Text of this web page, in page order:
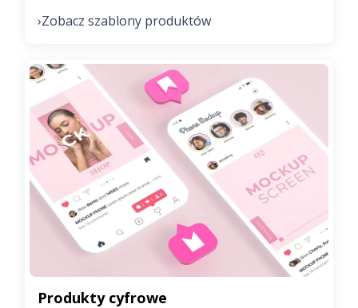
›Zobacz szablony produktów
Produkty cyfrowe